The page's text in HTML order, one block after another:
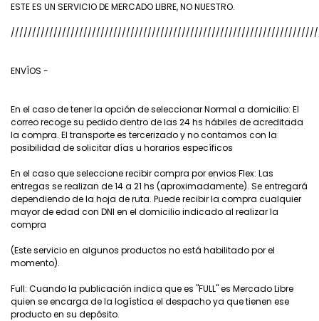
ESTE ES UN SERVICIO DE MERCADO LIBRE, NO NUESTRO.
ENVÍOS -
En el caso de tener la opción de seleccionar Normal a domicilio: El
correo recoge su pedido dentro de las 24 hs hábiles de acreditada
la compra. El transporte es tercerizado y no contamos con la
posibilidad de solicitar días u horarios específicos
En el caso que seleccione recibir compra por envios Flex: Las
entregas se realizan de 14 a 21 hs (aproximadamente). Se entregará
dependiendo de la hoja de ruta. Puede recibir la compra cualquier
mayor de edad con DNI en el domicilio indicado al realizar la
compra
(Este servicio en algunos productos no está habilitado por el
momento).
Full: Cuando la publicación indica que es "FULL" es Mercado Libre
quien se encarga de la logística el despacho ya que tienen ese
producto en su depósito.